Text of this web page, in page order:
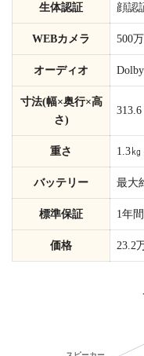
生体認証 顔認
WEBカメラ 500
オーディオ
寸法(幅×奥行×高
さ)
重さ 1.3㎏
バッテリー 最大
標準保証 1年間
価格 23.2